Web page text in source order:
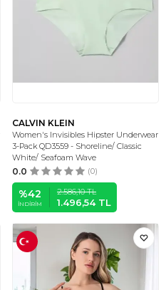
CALVIN KLEIN
Women's Invisibles Hipster Underwear
3-Pack QD3559 - Shoreline/ Classic
White/ Seafoam Wave
0.0 (0)
%42
İNDIRIM
2.586,10TL
1.496,54TL